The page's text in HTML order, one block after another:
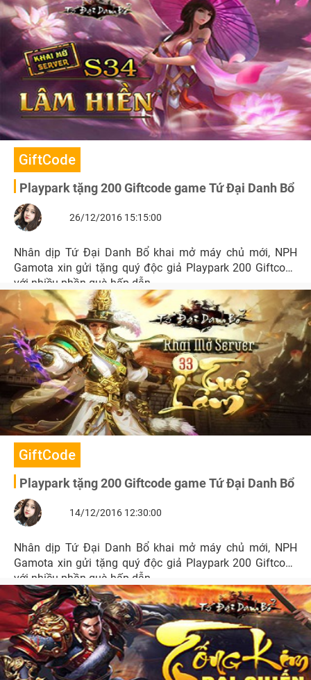
GiftCode
Playpark tặng 200 Giftcode game Tứ Đại Danh Bổ
26/12/2016 15:15:00
Nhân dịp Tứ Đại Danh Bổ khai mở máy chủ mới, NPH
Gamota xin gửi tặng quý độc giả Playpark 200 Giftcode
với nhiều phần quà hấp dẫn.
GiftCode
Playpark tặng 200 Giftcode game Tứ Đại Danh Bổ
14/12/2016 12:30:00
Nhân dịp Tứ Đại Danh Bổ khai mở máy chủ mới, NPH
Gamota xin gửi tặng quý độc giả Playpark 200 Giftcode
với nhiều phần quà hấp dẫn.